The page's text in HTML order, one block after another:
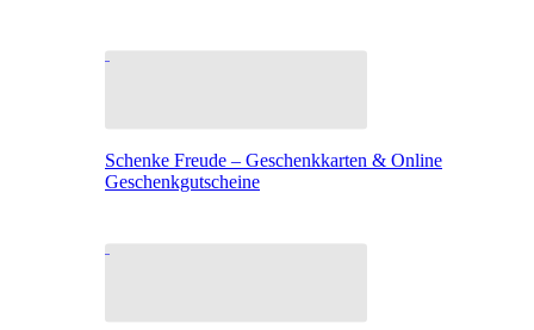
Schenke Freude – Geschenkkarten & Online
Geschenkgutscheine